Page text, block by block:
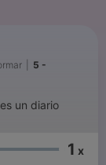
5 -
un diario
1 x